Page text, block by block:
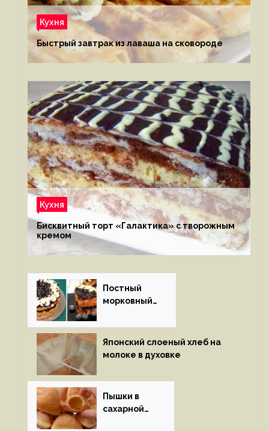
Кухня
Быстрый завтрак из лаваша на сковороде
Кухня
Бисквитный торт «Галактика» с творожным
кремом
Постный
морковный
Японский слоеный хлеб на
молоке в духовке
Пышки в
сахарной